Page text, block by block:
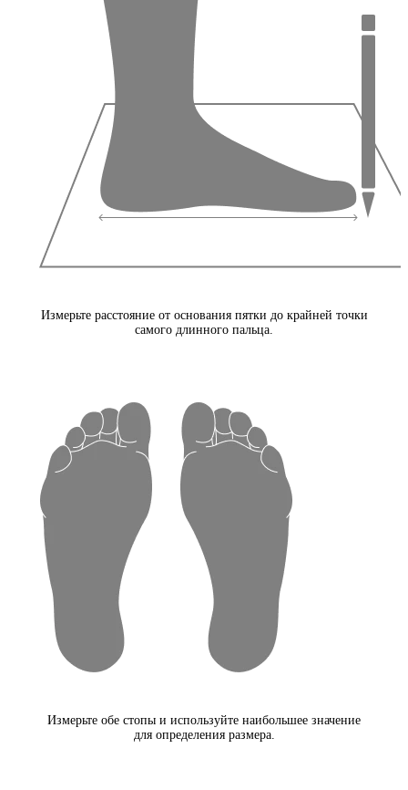
Измерьте расстояние от основания пятки до крайней точки
самого длинного пальца.
Измерьте обе стопы и используйте наибольшее значение
для определения размера.